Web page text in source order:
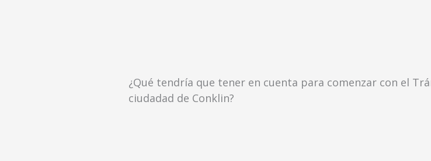
¿Qué tendría que tener en cuenta para comenzar con el
ciudadad de Conklin?